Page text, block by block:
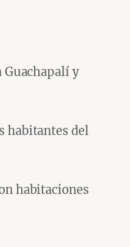
y
habitantes del
habitaciones